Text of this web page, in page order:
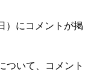
）に コメントが掲
ついて、コメント